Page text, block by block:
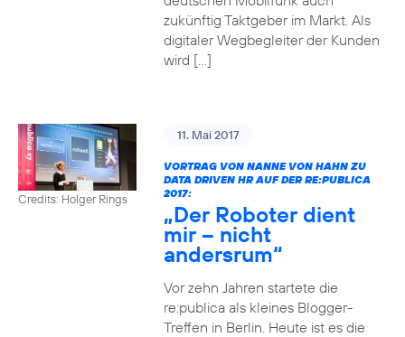
zukünftig Taktgeber im Markt. Als
digitaler Wegbegleiter der Kunden
wird […]
Credits: Holger Rings
11. Mai 2017
VORTRAG VON NANNE VON HAHN ZU
DATA DRIVEN HR AUF DER RE:PUBLICA
2017:
„Der Roboter dient
mir – nicht
andersrum“
Vor zehn Jahren startete die
re:publica als kleines Blogger-
Treffen in Berlin. Heute ist es die